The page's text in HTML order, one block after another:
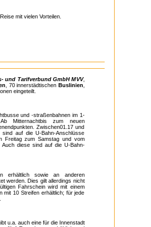
mit vielen Vorteilen.
und Tarifverbund GmbH MVV,
, 70 innerstädtischen Buslinien
eingeteilt.
und -straßenbahnen im 1-
Mitternachtbis zum neuen
Zwischen01.17 und
auf die U-Bahn-Anschlüsse
Freitag zum Samstag und vom
diese sind auf die U-Bahn-
erhältlich sowie an anderen
werden. Dies gilt allerdings nicht
Fahrschein wird mit einem
mit 10 Streifen erhältlich; für jede
u.a. auch eine für die Innenstadt